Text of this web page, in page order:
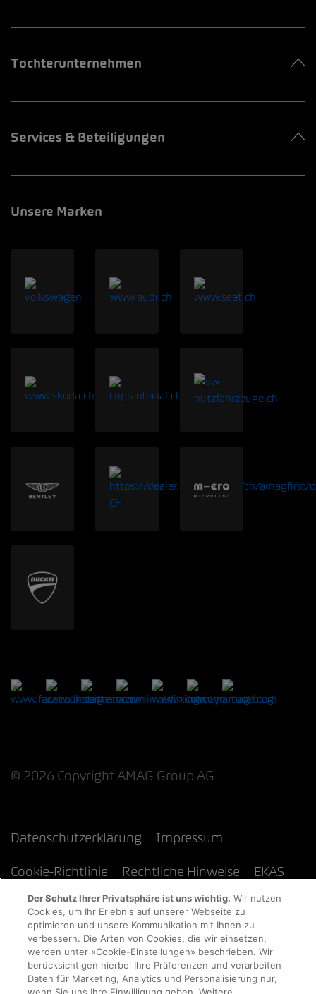
Tochterunternehmen
Services & Beteiligungen
Unsere Marken
© 2026 Copyright AMAG Group AG
Datenschutzerklärung Impressum
Cookie-Richtlinie Rechtliche Hinweise EKAS
Der Schutz Ihrer Privatsphäre ist uns wichtig. Wir nutzen
Cookies, um Ihr Erlebnis auf unserer Webseite zu
optimieren und unsere Kommunikation mit Ihnen zu
verbessern. Die Arten von Cookies, die wir einsetzen,
werden unter «Cookie-Einstellungen» beschrieben. Wir
berücksichtigen hierbei Ihre Präferenzen und verarbeiten
Daten für Marketing, Analytics und Personalisierung nur,